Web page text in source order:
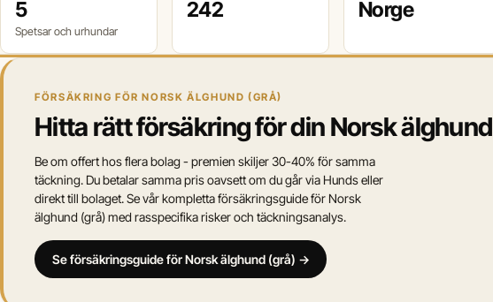
5
Spetsar och urhundar
242 Norge
FÖRSÄKRING FÖR NORSK ÄLGHUND (GRÅ)
Hitta rätt försäkring för din Norsk älghund
Be om offert hos flera bolag - premien skiljer 30-40% för samma
täckning. Du betalar samma pris oavsett om du går via Hunds eller
direkt till bolaget. Se vår kompletta försäkringsguide för Norsk
älghund (grå) med rasspecifika risker och täckningsanalys.
Se försäkringsguide för Norsk älghund (grå) →